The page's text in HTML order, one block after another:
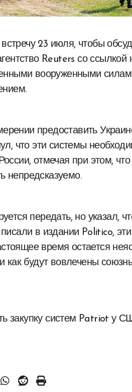
Reuters со ссылкой
вооруженными
предоставить
что эти системы
отмечая при этом, что
непредсказуемо.
передать, но указал,
в издании Politico,
время остается
как будут вовлечены
закупку систем Patriot у